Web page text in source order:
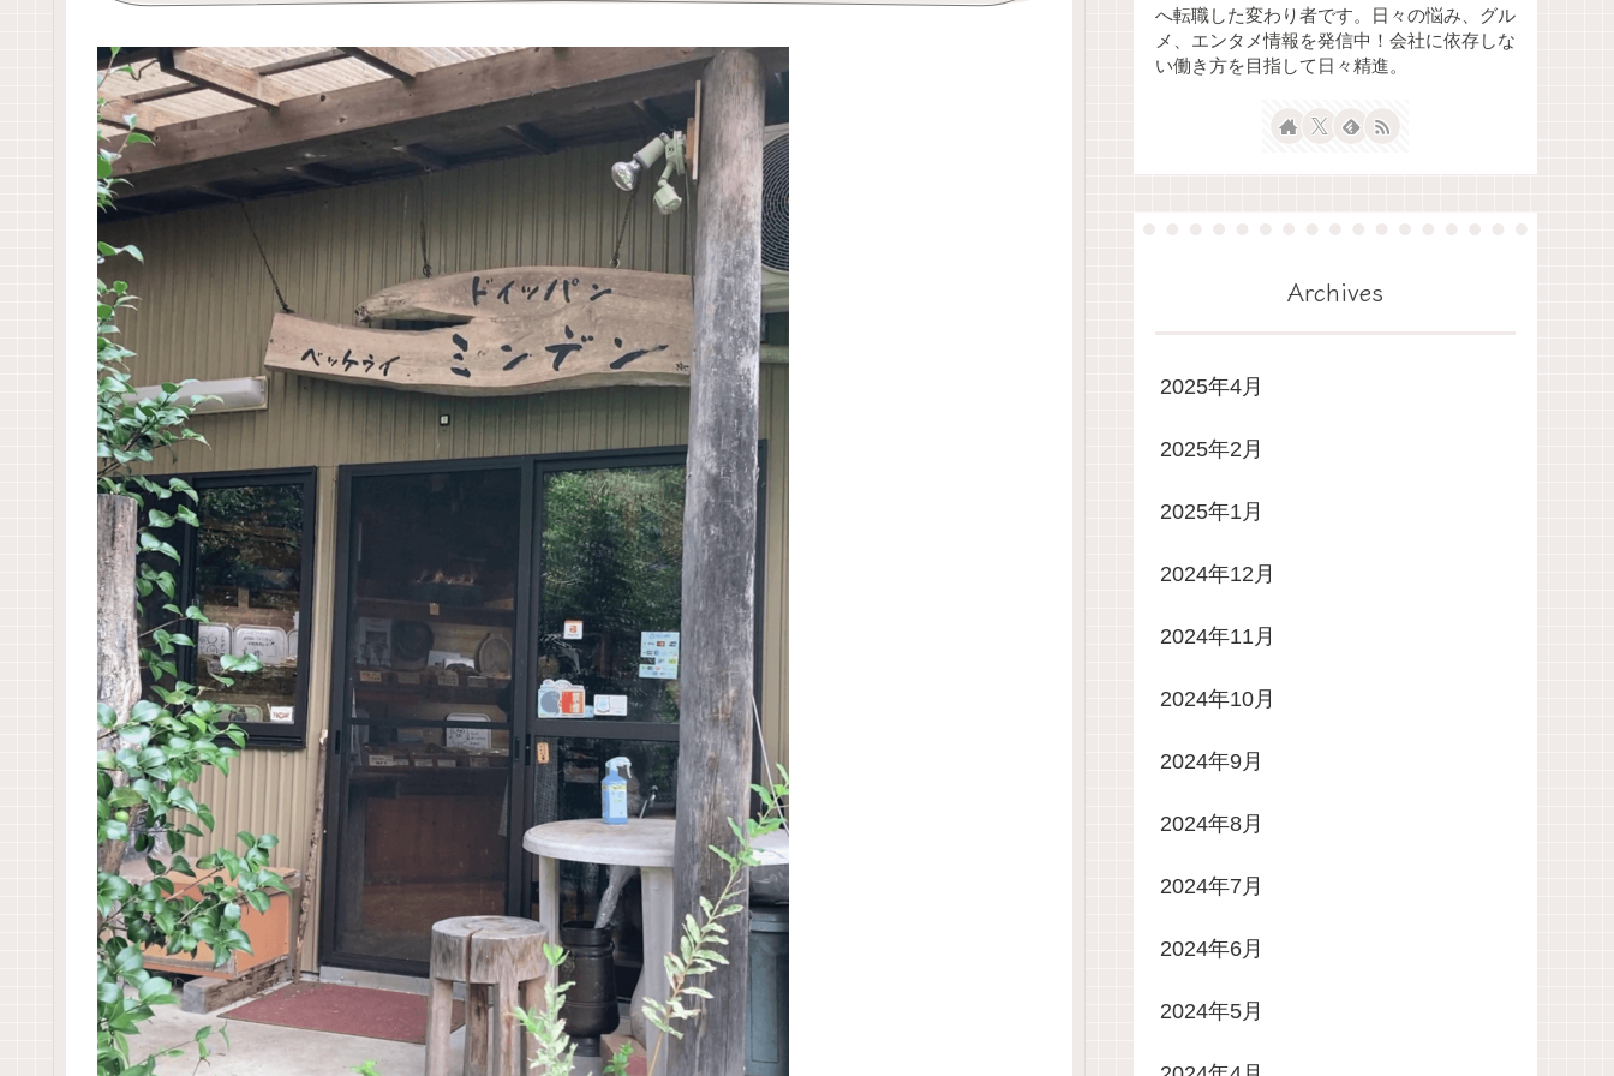
へ転職した変わり者です。日々の悩み、グル
メ、エンタメ情報を発信中！会社に依存しな
い働き方を目指して日々精進。
Archives
2025年4月
2025年2月
2025年1月
2024年12月
2024年11月
2024年10月
2024年9月
2024年8月
2024年7月
2024年6月
2024年5月